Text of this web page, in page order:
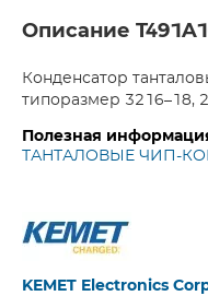
Описание
Конденсатор
типоразмер 3216–18,
Полезная
ТАНТАЛОВЫЕ ЧИП-
KEMET Electronics